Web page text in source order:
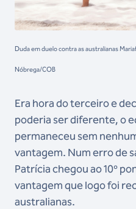
Duda em duelo contra as australianas
Nóbrega/COB
Era hora do terceiro e
poderia ser diferente, o
permaneceu sem
vantagem. Num erro de
Patrícia chegou ao 10º
vantagem que logo foi
australianas.